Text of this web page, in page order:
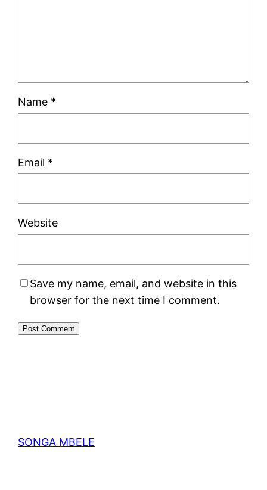
Name *
Email *
Website
Save my name, email, and website in this
browser for the next time I comment.
SONGA MBELE